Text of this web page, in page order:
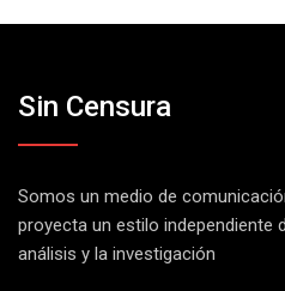
Sin Censura
Somos un medio de
proyecta un estilo independiente
análisis y la investigación